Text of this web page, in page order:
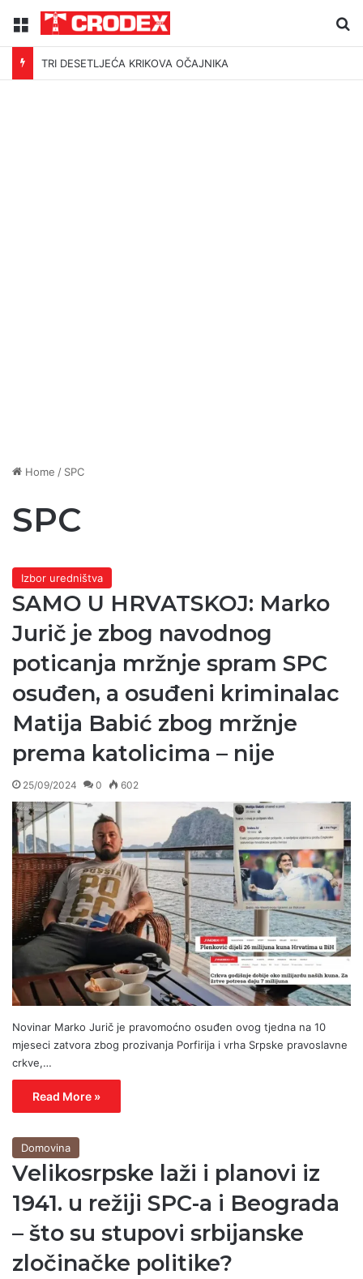
Menu
TRI DESETLJEĆA KRIKOVA OČAJNIKA
Home / SPC
SPC
Izbor uredništva
SAMO U HRVATSKOJ: Marko
Jurič je zbog navodnog
poticanja mržnje spram SPC
osuđen, a osuđeni kriminalac
Matija Babić zbog mržnje
prema katolicima – nije
25/09/2024 0 602
Novinar Marko Jurič je pravomoćno osuđen ovog tjedna na 10
mjeseci zatvora zbog prozivanja Porfirija i vrha Srpske pravoslavne
crkve,…
Read More »
Domovina
Velikosrpske laži i planovi iz
1941. u režiji SPC-a i Beograda
– što su stupovi srbijanske
zločinačke politike?